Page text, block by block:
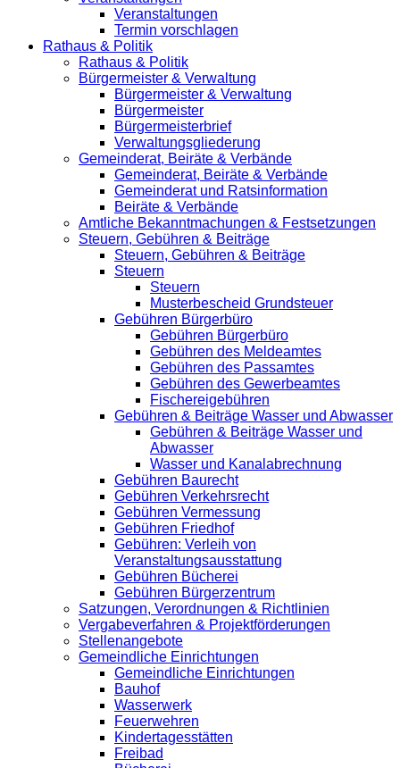
Veranstaltungen
Termin vorschlagen
Rathaus & Politik
Rathaus & Politik
Bürgermeister & Verwaltung
Bürgermeister & Verwaltung
Bürgermeister
Bürgermeisterbrief
Verwaltungsgliederung
Gemeinderat, Beiräte & Verbände
Gemeinderat, Beiräte & Verbände
Gemeinderat und Ratsinformation
Beiräte & Verbände
Amtliche Bekanntmachungen & Festsetzungen
Steuern, Gebühren & Beiträge
Steuern, Gebühren & Beiträge
Steuern
Steuern
Musterbescheid Grundsteuer
Gebühren Bürgerbüro
Gebühren Bürgerbüro
Gebühren des Meldeamtes
Gebühren des Passamtes
Gebühren des Gewerbeamtes
Fischereigebühren
Gebühren & Beiträge Wasser und Abwasser
Gebühren & Beiträge Wasser und
Abwasser
Wasser und Kanalabrechnung
Gebühren Baurecht
Gebühren Verkehrsrecht
Gebühren Vermessung
Gebühren Friedhof
Gebühren: Verleih von
Veranstaltungsausstattung
Gebühren Bücherei
Gebühren Bürgerzentrum
Satzungen, Verordnungen & Richtlinien
Vergabeverfahren & Projektförderungen
Stellenangebote
Gemeindliche Einrichtungen
Gemeindliche Einrichtungen
Bauhof
Wasserwerk
Feuerwehren
Kindertagesstätten
Freibad